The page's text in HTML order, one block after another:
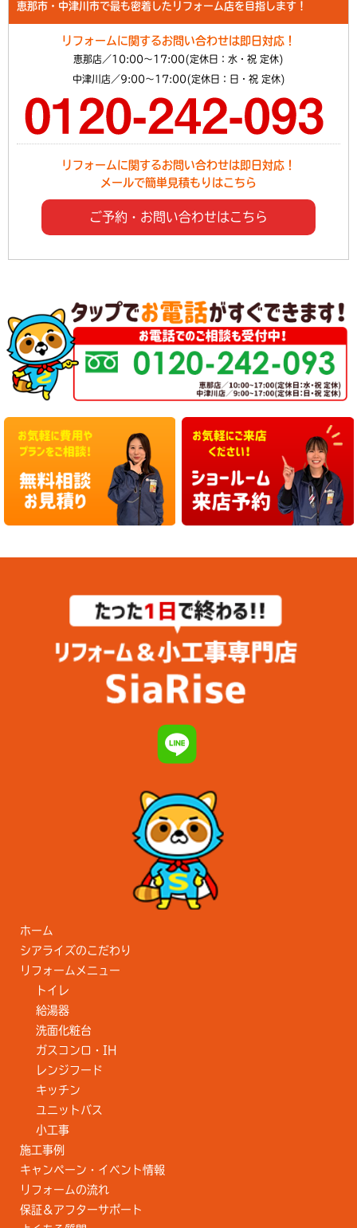
恵那市・中津川市で最も密着したリフォーム店を目指します！
リフォームに関するお問い合わせは即日対応！
恵那店／10:00～17:00(定休日：水・祝 定休)
中津川店／9:00～17:00(定休日：日・祝 定休)
リフォームに関するお問い合わせは即日対応！
メールで簡単見積もりはこちら
ご予約・お問い合わせはこちら
ホーム
シアライズのこだわり
リフォームメニュー
トイレ
給湯器
洗面化粧台
ガスコンロ・IH
レンジフード
キッチン
ユニットバス
小工事
施工事例
キャンペーン・イベント情報
リフォームの流れ
保証＆アフターサポート